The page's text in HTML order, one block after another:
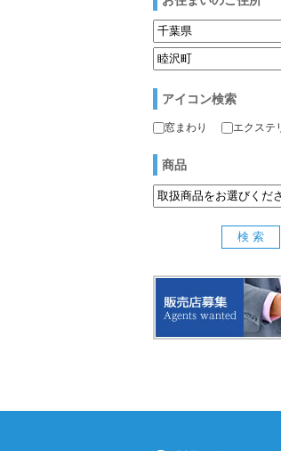
アイコン検索
窓まわり エクステ
商品